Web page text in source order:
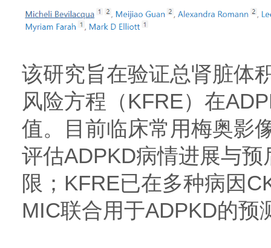
该研究旨在验证总肾脏体
风险方程（KFRE）在
值。目前临床常用梅奥影
评估ADPKD病情进展与
限；KFRE已在多种病因
MIC联合用于ADPKD的预